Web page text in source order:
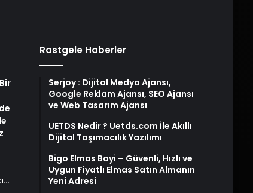
Rastgele Haberler
Serjoy : Dijital Medya Ajansı,
Google Reklam Ajansı, SEO Ajansı
ve Web Tasarım Ajansı
UETDS Nedir ? Uetds.com İle Akıllı
Dijital Taşımacılık Yazılımı
Bigo Elmas Bayi – Güvenli, Hızlı ve
Uygun Fiyatlı Elmas Satın Almanın
Yeni Adresi